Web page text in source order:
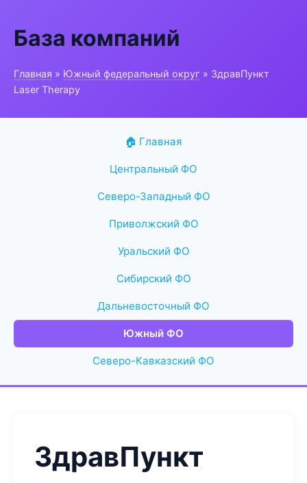
База компаний
Главная » Южный федеральный округ » ЗдравПункт
Laser Therapy
🏠 Главная
Центральный ФО
Северо-Западный ФО
Приволжский ФО
Уральский ФО
Сибирский ФО
Дальневосточный ФО
Южный ФО
Северо-Кавказский ФО
ЗдравПункт